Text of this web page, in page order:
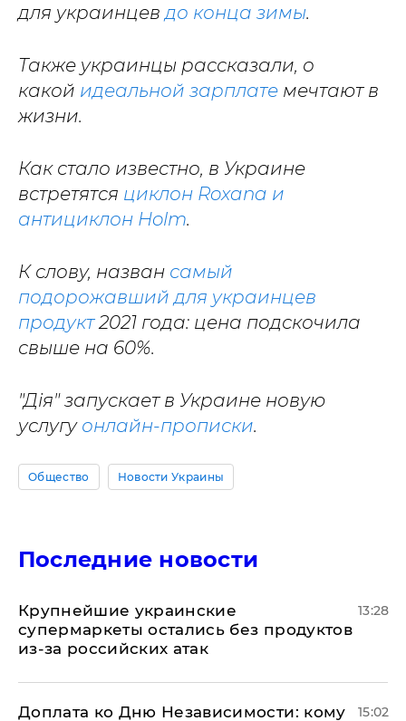
для украинцевдо конца зимы.
Также украинцы рассказали, о
какой идеальной зарплате мечтают в
жизни.
Как стало известно, в Украине
встретятся циклон Roxana и
антициклон Holm.
К слову, назван самый
подорожавший для украинцев
продукт2021 года: цена подскочила
свыше на 60%.
"Дія" запускает в Украине новую
услугу онлайн-прописки.
Общество Новости Украины
Последние новости
Крупнейшие украинские
супермаркеты остались без продуктов
из-за российских атак
13:28
Доплата ко Дню Независимости: кому 15:02